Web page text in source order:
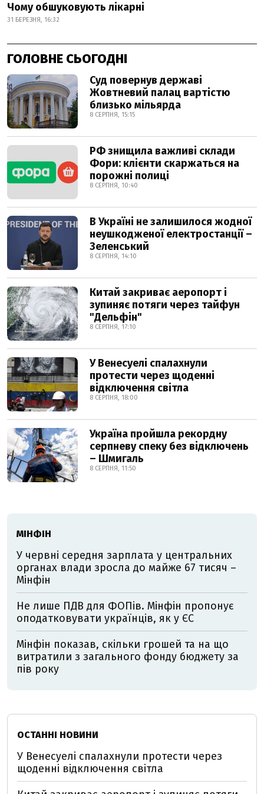
Чому обшуковують лікарні
31 БЕРЕЗНЯ, 16:32
ГОЛОВНЕ СЬОГОДНІ
Суд повернув державі
Жовтневий палац вартістю
близько мільярда
8 СЕРПНЯ, 15:15
РФ знищила важливі склади
Фори: клієнти скаржаться на
порожні полиці
8 СЕРПНЯ, 10:40
В Україні не залишилося жодної
неушкодженої електростанції –
Зеленський
8 СЕРПНЯ, 14:10
Китай закриває аеропорт і
зупиняє потяги через тайфун
"Дельфін"
8 СЕРПНЯ, 17:10
У Венесуелі спалахнули
протести через щоденні
відключення світла
8 СЕРПНЯ, 18:00
Україна пройшла рекордну
серпневу спеку без відключень
– Шмигаль
8 СЕРПНЯ, 11:50
МІНФІН
У червні середня зарплата у центральних
органах влади зросла до майже 67 тисяч –
Мінфін
Не лише ПДВ для ФОПів. Мінфін пропонує
оподатковувати українців, як у ЄС
Мінфін показав, скільки грошей та на що
витратили з загального фонду бюджету за
пів року
ОСТАННІ НОВИНИ
У Венесуелі спалахнули протести через
щоденні відключення світла